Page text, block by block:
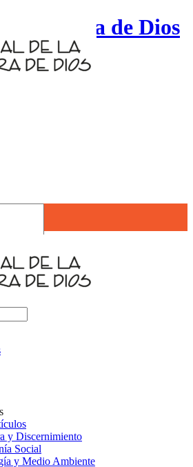
Palabra de Dios
y Discernimiento
Social
y Medio Ambiente